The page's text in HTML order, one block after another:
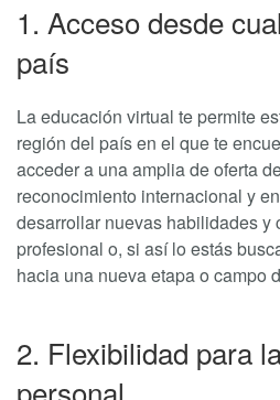
1. Acceso desde
país
La educación virtual te permite
región del país en el que te
acceder a una amplia de oferta
reconocimiento internacional y
desarrollar nuevas habilidades y
profesional o, si así lo estás
hacia una nueva etapa o campo
2. Flexibilidad para